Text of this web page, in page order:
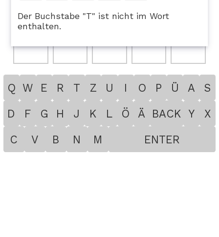
Der Buchstabe "T" ist nicht im Wort
enthalten.
Q W E R T Z U I O P Ü A S
D F G H J K L Ö Ä BACK Y X
C V B N M ENTER